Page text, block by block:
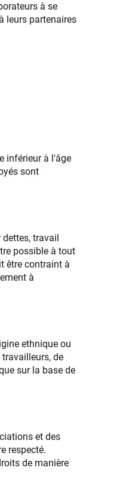
à se
leurs partenaires
inférieur à l'âge
sont
travail
possible à tout
être contraint à
à
ethnique ou
de
sur la base de
et des
respecté.
de manière